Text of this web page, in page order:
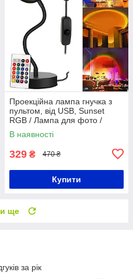
Проекційна лампа гнучка з
пультом, від USB, Sunset
RGB / Лампа для фото /
Лампа-захід сонця
В наявності
329 ₴ 470 ₴
Купити
ще
за рік